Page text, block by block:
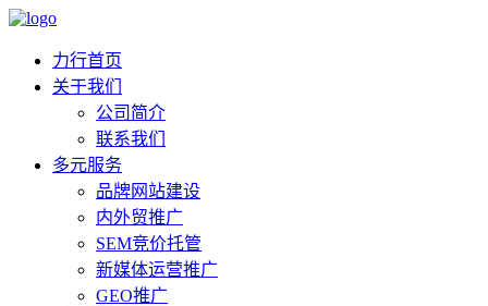
力行首页
关于我们
公司简介
联系我们
多元服务
品牌网站建设
内外贸推广
SEM竞价托管
新媒体运营推广
GEO推广